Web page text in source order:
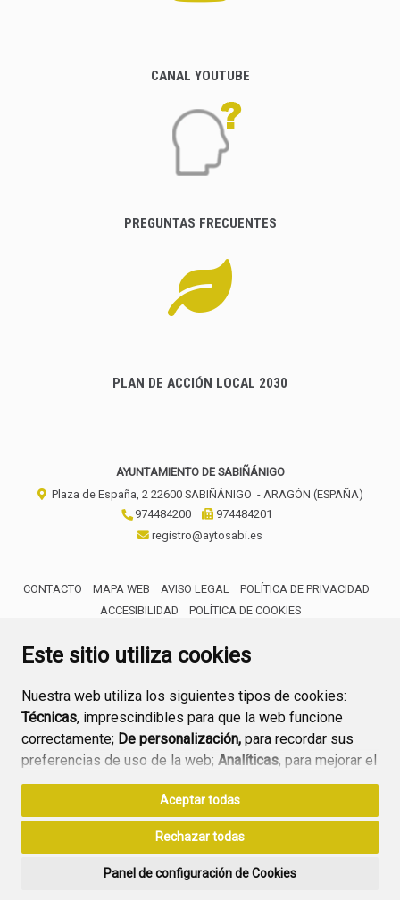
Este sitio utiliza cookies
Nuestra web utiliza los siguientes tipos de cookies:
Técnicas, imprescindibles para que la web funcione
correctamente; De personalización, para recordar sus
preferencias de uso de la web; Analíticas, para mejorar el
funcionamiento de la web y sus servicios.
Si acepta pulsando el botón“Aceptar todas”
consideramos que acepta su uso. Si pulsa el botón
ninguna acción, se guardarán las cookies técnicas
Aceptar todas
Rechazar todas
Panel de configuración de Cookies
CANAL YOUTUBE
PREGUNTAS FRECUENTES
PLAN DE ACCIÓN LOCAL 2030
AYUNTAMIENTO DE SABIÑÁNIGO
Plaza de España, 2 22600 SABIÑÁNIGO - ARAGÓN (ESPAÑA)
974484200
974484201
registro@aytosabi.es
CONTACTO MAPA WEB AVISO LEGAL
POLÍTICA DE PRIVACIDAD
ACCESIBILIDAD
POLÍTICA DE COOKIES